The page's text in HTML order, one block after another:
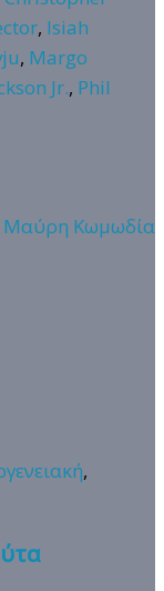
, Isiah
, Margo
Jr., Phil
Μαύρη Κωμωδία
,